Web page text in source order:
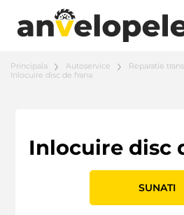
Principala Autoservice
Reparatie
Inlocuire disc de frana
Inlocuire disc
SUNATI